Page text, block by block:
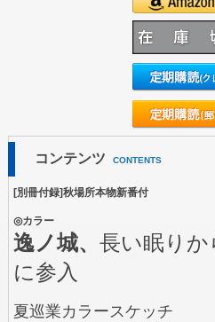
コンテンツ CONTENTS
[別冊付録]秋場所本物新番付
◎カラー
逸ノ城、 長い眠りか
に参入
夏巡業カラースケッチ